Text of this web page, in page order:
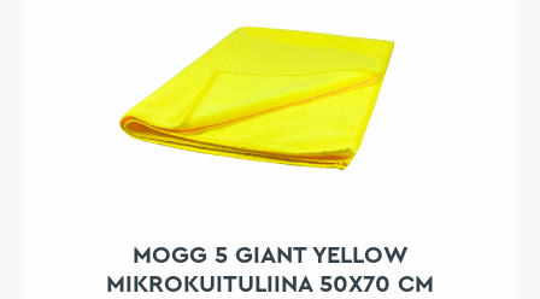
MOGG 5 GIANT YELLOW
MIKROKUITULIINA 50X70 CM